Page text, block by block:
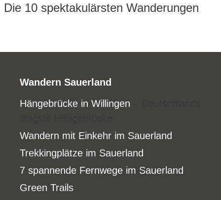
Die 10 spektakulärsten Wanderungen
Wandern Sauerland
Hängebrücke in Willingen
Wandern mit Einkehr im Sauerland
Trekkingplätze im Sauerland
7 spannende Fernwege im Sauerland
Green Trails